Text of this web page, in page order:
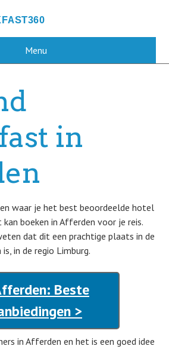
Menu
in
waar je het best beoordeelde hotel
boeken in Afferden voor je reis.
dat dit een prachtige plaats in de
in de regio Limburg.
Beste
>
in Afferden en het is een goed idee